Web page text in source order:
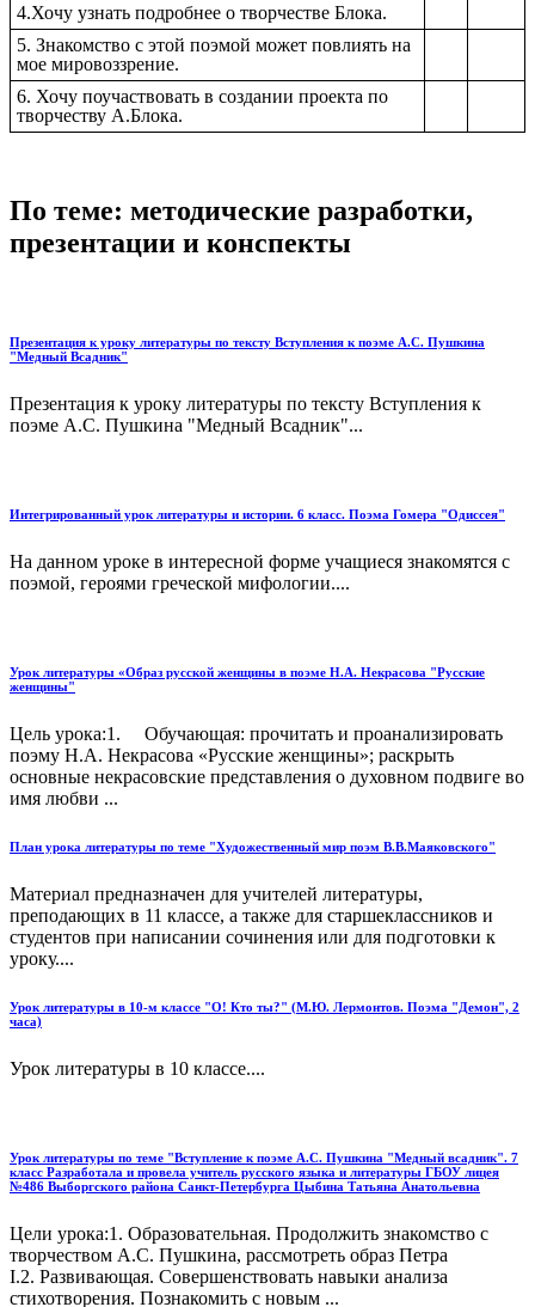
4.Хочу узнать подробнее о творчестве Блока.
5. Знакомство с этой поэмой может повлиять на
мое мировоззрение.
6. Хочу поучаствовать в создании проекта по
творчеству А.Блока.
По теме: методические разработки,
презентации и конспекты
Презентация к уроку литературы по тексту Вступления к поэме А.С. Пушкина
"Медный Всадник"
Презентация к уроку литературы по тексту Вступления к
поэме А.С. Пушкина "Медный Всадник"...
Интегрированный урок литературы и истории. 6 класс. Поэма Гомера "Одиссея"
На данном уроке в интересной форме учащиеся знакомятся с
поэмой, героями греческой мифологии....
Урок литературы «Образ русской женщины в поэме Н.А. Некрасова "Русские
женщины"
Цель урока:1. Обучающая: прочитать и проанализировать
поэму Н.А. Некрасова «Русские женщины»; раскрыть
основные некрасовские представления о духовном подвиге во
имя любви ...
План урока литературы по теме "Художественный мир поэм В.В.Маяковского"
Материал предназначен для учителей литературы,
преподающих в 11 классе, а также для старшеклассников и
студентов при написании сочинения или для подготовки к
уроку....
Урок литературы в 10-м классе "О! Кто ты?" (М.Ю. Лермонтов. Поэма "Демон", 2
часа)
Урок литературы в 10 классе....
Урок литературы по теме "Вступление к поэме А.С. Пушкина "Медный всадник". 7
класс Разработала и провела учитель русского языка и литературы ГБОУ лицея
№486 Выборгского района Санкт-Петербурга Цыбина Татьяна Анатольевна
Цели урока:1. Образовательная. Продолжить знакомство с
творчеством А.С. Пушкина, рассмотреть образ Петра
I.2. Развивающая. Совершенствовать навыки анализа
стихотворения. Познакомить с новым ...